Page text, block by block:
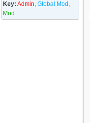
Key: Admin, Global Mod ,
Mod